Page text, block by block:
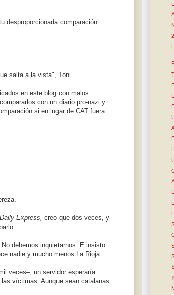
desproporcionada comparación.
salta a la vista", Toni.
en este blog con malos
con un diario pro-nazi y
si en lugar de CAT fuera
Daily Express, creo que dos veces, y
debemos inquietarnos. E insisto:
nadie y mucho menos La Rioja.
veces–, un servidor esperaría
víctimas. Aunque sean catalanas.